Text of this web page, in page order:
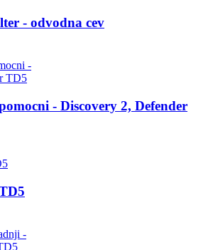
- odvodna cev
- Discovery 2, Defender